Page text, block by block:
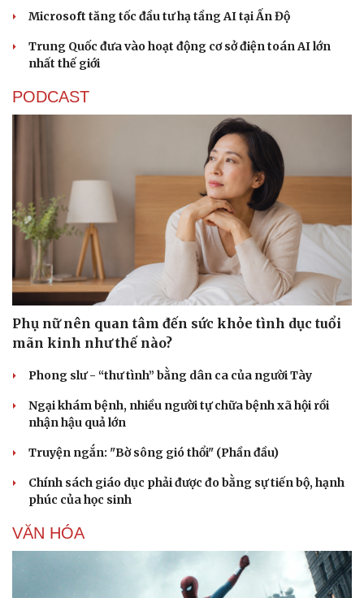
Microsoft tăng tốc đầu tư hạ tầng AI tại Ấn Độ
Trung Quốc đưa vào hoạt động cơ sở điện toán AI lớn
nhất thế giới
PODCAST
Phụ nữ nên quan tâm đến sức khỏe tình dục tuổi
mãn kinh như thế nào?
Phong slư - “thư tình” bằng dân ca của người Tày
Ngại khám bệnh, nhiều người tự chữa bệnh xã hội rồi
nhận hậu quả lớn
Truyện ngắn: "Bờ sông gió thổi" (Phần đầu)
Chính sách giáo dục phải được đo bằng sự tiến bộ, hạnh
phúc của học sinh
VĂN HÓA